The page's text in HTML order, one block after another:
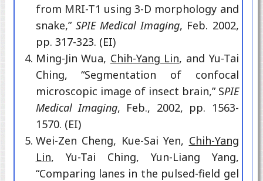
from MRI-T1 using 3-D morphology and
snake,” SPIE Medical Imaging, Feb. 2002,
pp. 317-323. (EI)
Ming-Jin Wua, Chih-Yang Lin, and Yu-Tai
Ching, “Segmentation of confocal
microscopic image of insect brain,” SPIE
Medical Imaging, Feb., 2002, pp. 1563-
1570. (EI)
Wei-Zen Cheng, Kue-Sai Yen, Chih-Yang
Lin, Yu-Tai Ching, Yun-Liang Yang,
“Comparing lanes in the pulsed-field gel